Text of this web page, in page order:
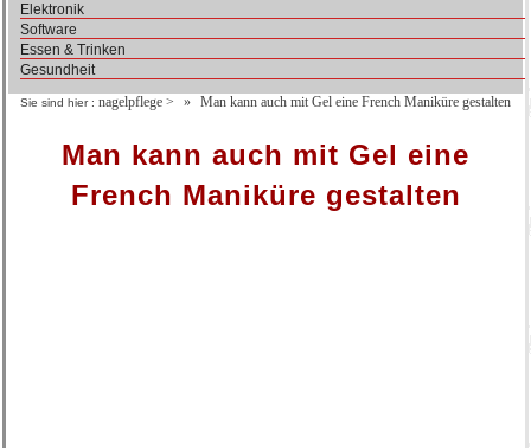
Elektronik
Software
Essen & Trinken
Gesundheit
Sie sind hier : nagelpflege > Man kann auch mit Gel eine French Maniküre gestalten
Man kann auch mit Gel eine
French Maniküre gestalten